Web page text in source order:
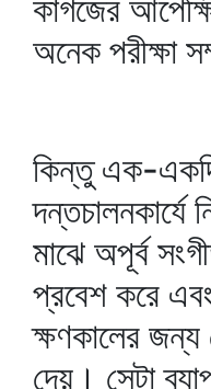
কাগজের
অনেক পরীক্ষা
কিন্তু এক-
দন্তচালনকার্যে
মাঝে অপূর্ব
প্রবেশ করে
ক্ষণকালের জন্য
দেয়। সেটা